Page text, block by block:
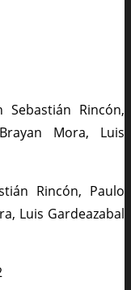
Sebastián Rincón,
Mora, Luis
Rincón, Paulo
Luis Gardeazabal